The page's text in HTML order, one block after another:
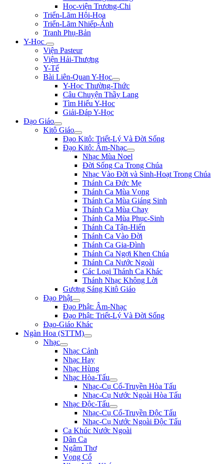
Học-viện Trương-Chi
Triển-Lãm Hội-Họa
Triển-Lãm Nhiếp-Ảnh
Tranh Phụ-Bản
Y-Học
Viện Pasteur
Viện Hải-Thượng
Y-Tế
Bài Liên-Quan Y-Học
Y-Học Thường-Thức
Câu Chuyện Thầy Lang
Tìm Hiểu Y-Hoc
Giải-Đáp Y-Học
Đạo Giáo
Kitô Giáo
Đạo Kitô: Triết-Lý Và Đời Sống
Đạo Kitô: Âm-Nhạc
Nhạc Mùa Noel
Đời Sống Ca Trong Chúa
Nhạc Vào Đời và Sinh-Hoạt Trong Chúa
Thánh Ca Đức Mẹ
Thánh Ca Mùa Vọng
Thánh Ca Mùa Giáng Sinh
Thánh Ca Mùa Chay
Thánh Ca Mùa Phục-Sinh
Thánh Ca Tận-Hiến
Thánh Ca Vào Đời
Thánh Ca Gia-Đình
Thánh Ca Ngợi Khen Chúa
Thánh Ca Nước Ngoài
Các Loại Thánh Ca Khác
Thánh Nhạc Không Lời
Gương Sáng Kitô Giáo
Đạo Phật
Đạo Phật: Âm-Nhạc
Đạo Phật: Triết-Lý Và Đời Sống
Đạo-Giáo Khác
Ngàn Hoa (STTM)
Nhạc
Nhạc Cảnh
Nhạc Hay
Nhạc Hùng
Nhạc Hòa-Tấu
Nhạc-Cụ Cổ-Truyền Hòa Tấu
Nhạc-Cụ Nước Ngoài Hòa Tấu
Nhạc Độc-Tấu
Nhạc-Cụ Cổ-Truyền Độc Tấu
Nhạc-Cụ Nước Ngoài Độc Tấu
Ca Khúc Nước Ngoài
Dân Ca
Ngâm Thơ
Vọng Cổ